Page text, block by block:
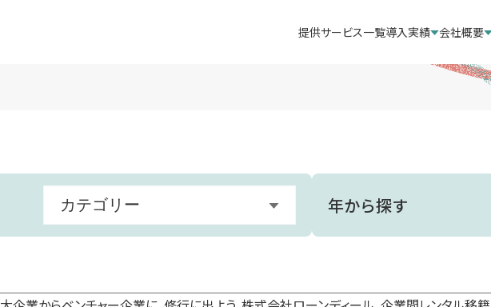
提供サービス一覧導入実績 会社概要
カテゴリー
お知らせ
年から探す